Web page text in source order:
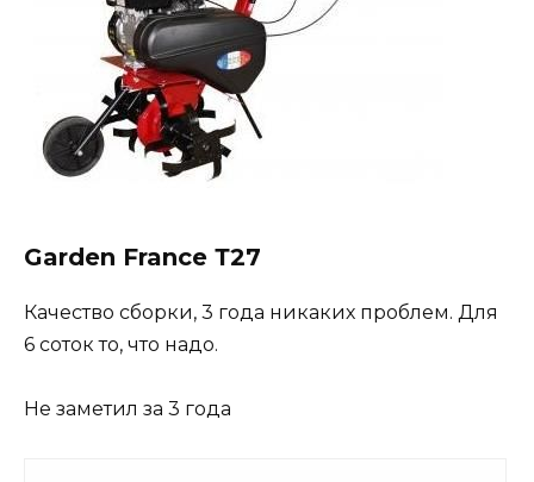
Garden France Т27
Качество сборки, 3 года никаких проблем. Для
6 соток то, что надо.
Не заметил за 3 года